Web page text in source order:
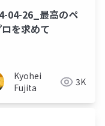
04-26_最高のペ
を求めて
Kyohei
Fujita
3K